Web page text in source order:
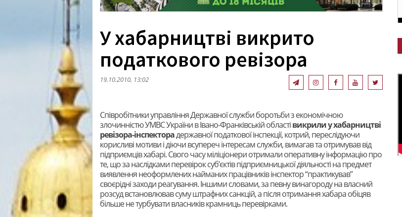
У хабарництві викрито
податкового ревізора
19.10.2010, 13:02
Співробітники управління Державної служби боротьби з економічною
злочинністю УМВС України в Івано-Франківській областівикрили у хабарництві
ревізора-інспекторадержавної податкової інспекції, котрий, переслідуючи
корисливі мотиви і діючи всупереч інтересам служби, вимагав та отримував від
підприємців хабарі. Свого часу міліціонери отримали оперативну інформацію про
те, що за наслідками перевірок суб’єктів підприємницької діяльності на предмет
виявлення неоформлених найманих працівників інспектор “практикував”
своєрідні заходи реагування. Іншими словами, за певну винагороду на власний
розсуд встановлював суму штрафних санкцій, а після отримання хабара обіцяв
більше не турбувати власників крамниць перевірками.